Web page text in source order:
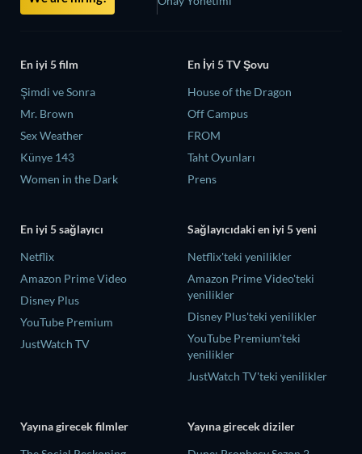
En iyi 5 film
Şimdi ve Sonra
Mr. Brown
Sex Weather
Künye 143
Women in the Dark
En İyi 5 TV Şovu
House of the Dragon
Off Campus
FROM
Taht Oyunları
Prens
En iyi 5 sağlayıcı
Netflix
Amazon Prime Video
Disney Plus
YouTube Premium
JustWatch TV
Sağlayıcıdaki en iyi 5 yeni
Netflix'teki yenilikler
Amazon Prime Video'teki
yenilikler
Disney Plus'teki yenilikler
YouTube Premium'teki
yenilikler
JustWatch TV'teki yenilikler
Yayına girecek filmler
Yayına girecek diziler